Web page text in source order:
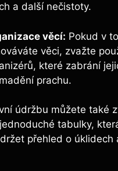
a další nečistoty.
věcí: Pokud v
věci, zvažte
které zabrání
prachu.
údržbu můžete také
tabulky,
přehled o úklidech